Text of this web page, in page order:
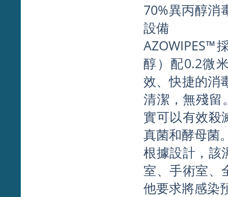
70%異丙醇消
設備
AZOWIPES™
醇）配0.2微
效、快捷的消
清潔，無殘留
實可以有效殺
真菌和酵母菌
根據設計，該
室、手術室、
他要求將感染